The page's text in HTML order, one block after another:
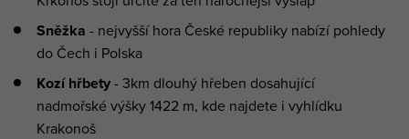
Sněžka - nejvyšší hora České republiky nabízí pohledy
do Čech i Polska
Kozí hřbety - 3km dlouhý hřeben dosahující
nadmořské výšky 1422 m, kde najdete i vyhlídku
Krakonoš